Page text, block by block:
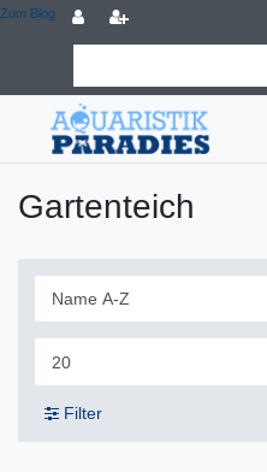
Zum Blog
Gartenteich
Filter